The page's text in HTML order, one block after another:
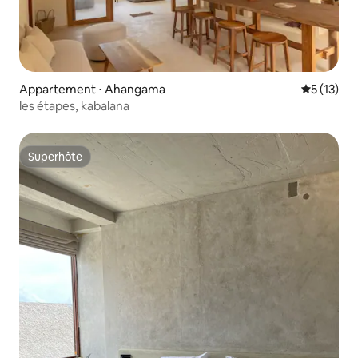
Appartement ⋅ Ahangama
5 (13)
les étapes, kabalana
Superhôte
Superhôte